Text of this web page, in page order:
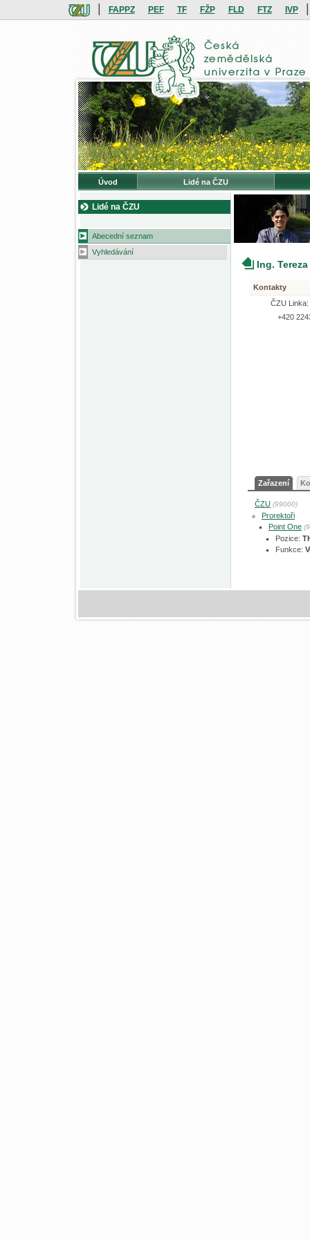
FAPPZ PEF TF FŽP FLD FTZ IVP
Úvod Lidé na ČZU
Lidé na ČZU
Abecední seznam
Vyhledávání
Ing.
Kontakty
ČZU Linka:
+420
Zařazení
ČZU (99000)
Prorektoři
Point One
Pozice:
Funkce: